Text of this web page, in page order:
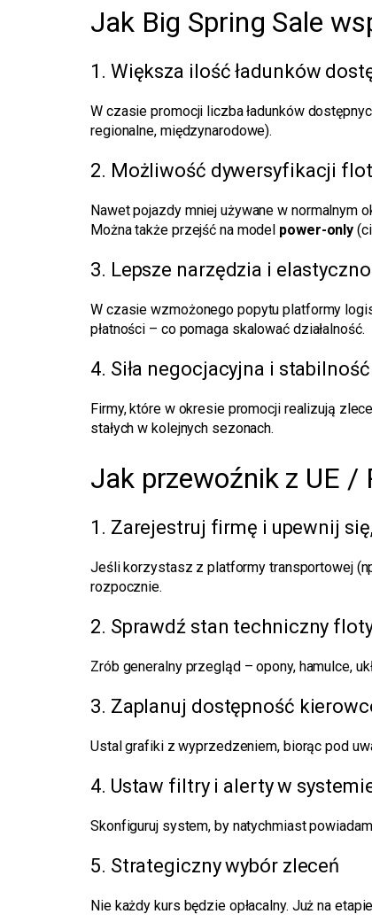
Jak Big Spring Sale
1. Większa ilość ładunków
W czasie promocji liczba ładunków
regionalne, międzynarodowe).
2. Możliwość dywersyfikacji
Nawet pojazdy mniej używane w normalnym
Można także przejść na model power-only
3. Lepsze narzędzia i
W czasie wzmożonego popytu platformy
płatności – co pomaga skalować działalność.
4. Siła negocjacyjna i stabilność
Firmy, które w okresie promocji realizują
stałych w kolejnych sezonach.
Jak przewoźnik z UE /
1. Zarejestruj firmę i upewnij
Jeśli korzystasz z platformy transportowej
rozpocznie.
2. Sprawdź stan techniczny
Zrób generalny przegląd – opony, hamulce,
3. Zaplanuj dostępność
Ustal grafiki z wyprzedzeniem, biorąc pod
4. Ustaw filtry i alerty w
Skonfiguruj system, by natychmiast
5. Strategiczny wybór zleceń
Nie każdy kurs będzie opłacalny. Już na